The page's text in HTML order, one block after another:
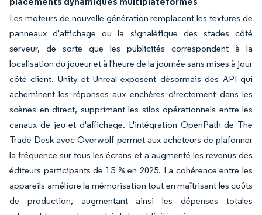
Les moteurs de nouvelle génération remplacent les textures de
panneaux d'affichage ou la signalétique des stades côté
serveur, de sorte que les publicités correspondent à la
localisation du joueur et à l'heure de la journée sans mises à jour
côté client. Unity et Unreal exposent désormais des API qui
acheminent les réponses aux enchères directement dans les
scènes en direct, supprimant les silos opérationnels entre les
canaux de jeu et d'affichage. L'intégration OpenPath de The
Trade Desk avec Overwolf permet aux acheteurs de plafonner
la fréquence sur tous les écrans et a augmenté les revenus des
éditeurs participants de 15 % en 2025. La cohérence entre les
appareils améliore la mémorisation tout en maîtrisant les coûts
de production, augmentant ainsi les dépenses totales